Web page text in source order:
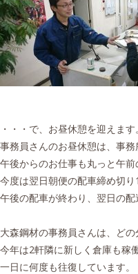
・・・で、お昼休憩を迎えます。
事務員さんのお昼休憩は、事
午後からのお仕事も丸っと午前
今度は翌日朝便の配車締め切り
午後の配車が終わり、翌日の
大森鋼材の事務員さんは、ど
今年は2軒隣に新しく倉庫も稼
一日に何度も往復しています。